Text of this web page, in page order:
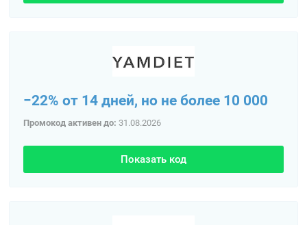
−22% от 14 дней, но не более 10 000
Промокод активен до: 31.08.2026
Показать код